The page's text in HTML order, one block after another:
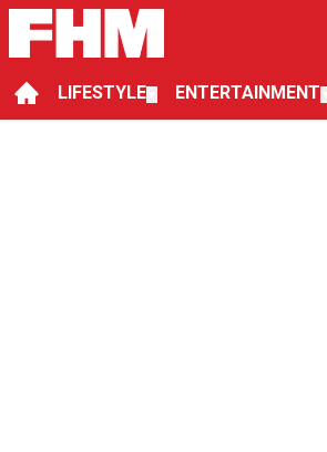
LIFESTYLE ENTERTAINMENT